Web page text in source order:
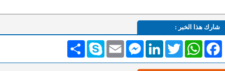
شارك هذا الخبر :
انشر Skype Email
MessengerLinkedInTwitterWhatsAppFacebook